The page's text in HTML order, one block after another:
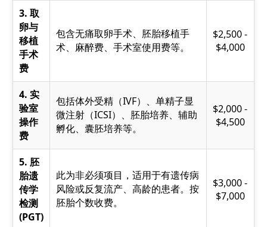
3. 取
卵与
移植
手术
费
包含无痛取卵手术、胚胎移植手
术、麻醉费、手术室使用费等。
$2,500 -
$4,000
4. 实
验室
操作
费
包括体外受精（IVF）、单精子显
微注射（ICSI）、胚胎培养、辅助
孵化、囊胚培养等。
$2,000 -
$4,500
5. 胚
胎遗
传学
检测
(PGT)
此为非必须项目，适用于有遗传病
风险或反复流产、高龄的患者。按
胚胎个数收费。
$3,000 -
$7,000